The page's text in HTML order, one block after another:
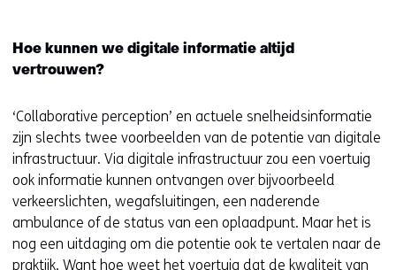
Hoe kunnen we digitale informatie altijd
vertrouwen?
‘Collaborative perception’ en actuele snelheidsinformatie
zijn slechts twee voorbeelden van de potentie van digitale
infrastructuur. Via digitale infrastructuur zou een voertuig
ook informatie kunnen ontvangen over bijvoorbeeld
verkeerslichten, wegafsluitingen, een naderende
ambulance of de status van een oplaadpunt. Maar het is
nog een uitdaging om die potentie ook te vertalen naar de
praktijk. Want hoe weet het voertuig dat de kwaliteit van